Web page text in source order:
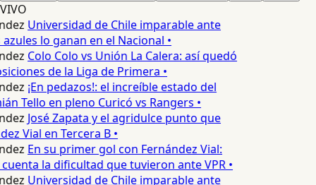
VIVO
Universidad de Chile imparable ante
lo ganan en el Nacional •
Colo Colo vs Unión La Calera: así quedó
de la Liga de Primera •
¡En pedazos!: el increíble estado del
Tello en pleno Curicó vs Rangers •
José Zapata y el agridulce punto que
Vial en Tercera B •
En su primer gol con Fernández Vial:
la dificultad que tuvieron ante VPR •
Universidad de Chile imparable ante